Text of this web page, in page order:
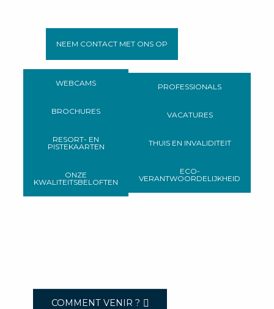
NEEM CONTACT MET ONS OP
WEBCAMS
BROCHURES
RESORT- EN
PISTEKAARTEN
ONZE
KWALITEITSBELOFTEN
PROFESSIONALS
VACATURES
THUIS EN INVALIDITEIT
ECO-
VERANTWOORDELIJKHEID
COMMENT VENIR ?